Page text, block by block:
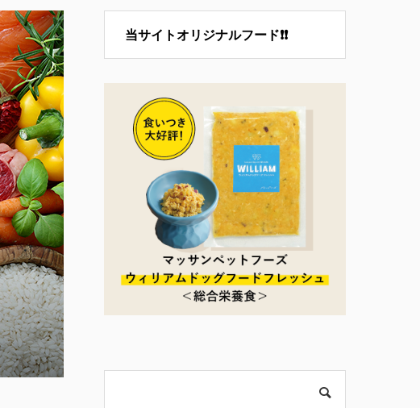
当サイトオリジナルフード❗❗